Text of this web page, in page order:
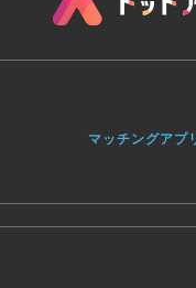
- Gluの個人デー
さい:
マッチングアプ